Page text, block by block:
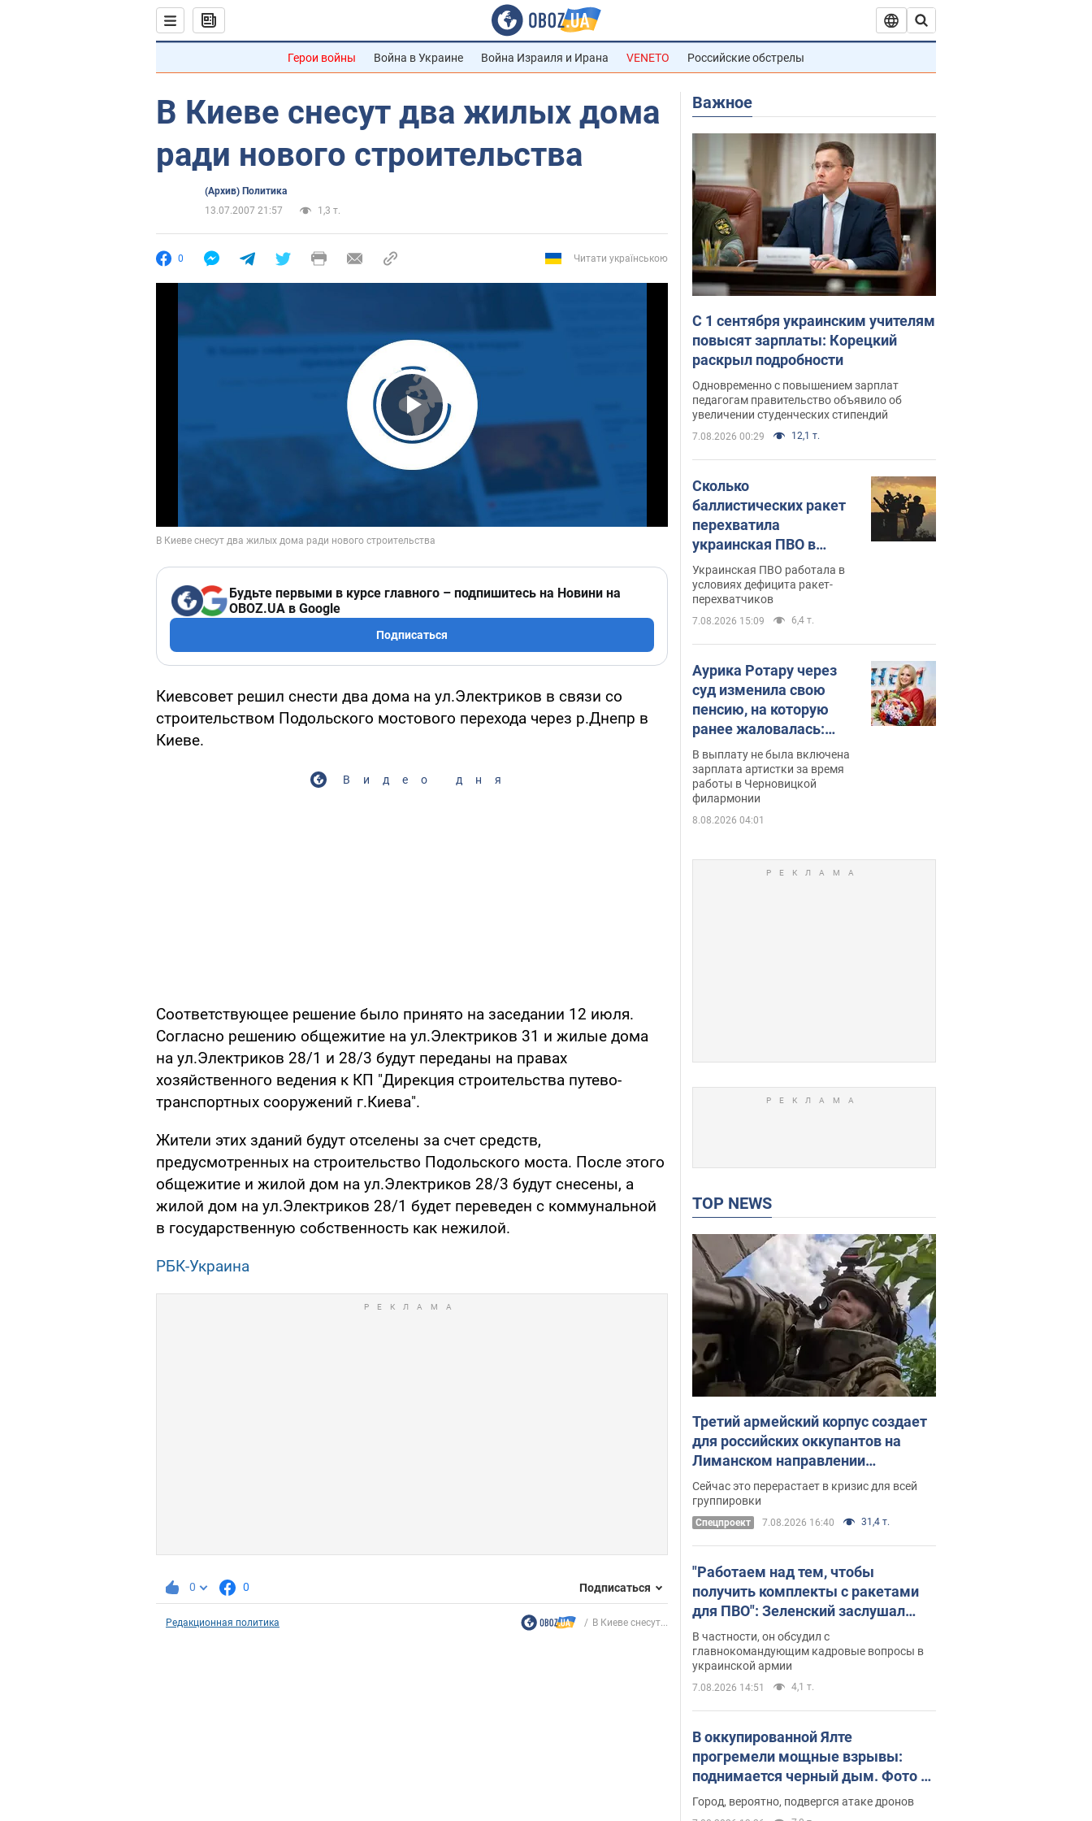
Герои войны Война в Украине Война Израиля и Ирана VENETO Российские обстрелы
В Киеве снесут два жилых дома
ради нового строительства
(Архив) Политика
13.07.2007 21:57
1,3 т.
0 Читати українською
Play Video
Будьте первыми в курсе главного – подпишитесь на Новини на
OBOZ.UA в Google
Подписаться
Киевсовет решил снести два дома на ул.Электриков в связи со
строительством Подольского мостового перехода через р.Днепр в
Киеве.
Видео дня
Соответствующее решение было принято на заседании 12 июля.
Согласно решению общежитие на ул.Электриков 31 и жилые дома
на ул.Электриков 28/1 и 28/3 будут переданы на правах
хозяйственного ведения к КП "Дирекция строительства путево-
транспортных сооружений г.Киева".
Жители этих зданий будут отселены за счет средств,
предусмотренных на строительство Подольского моста. После этого
общежитие и жилой дом на ул.Электриков 28/3 будут снесены, а
жилой дом на ул.Электриков 28/1 будет переведен с коммунальной
в государственную собственность как нежилой.
РБК-Украина
0 0 Подписаться
Редакционная политика В Киеве снесут...
Важное
С 1 сентября украинским учителям
повысят зарплаты: Корецкий
раскрыл подробности
Одновременно с повышением зарплат
педагогам правительство объявило об
увеличении студенческих стипендий
7.08.2026 00:29 12,1 т.
Сколько
баллистических ракет
перехватила
украинская ПВО в
июле: в Минобороны
назвали цифру
Украинская ПВО работала в
условиях дефицита ракет-
перехватчиков
7.08.2026 15:09 6,4 т.
Аурика Ротару через
суд изменила свою
пенсию, на которую
ранее жаловалась:
сколько получала
певица
В выплату не была включена
зарплата артистки за время
работы в Черновицкой
филармонии
8.08.2026 04:01
TOP NEWS
Третий армейский корпус создает
для российских оккупантов на
Лиманском направлении
критический дискомфорт: как это
удалось
Сейчас это перерастает в кризис для всей
группировки
Спецпроект 7.08.2026 16:40 31,4 т.
"Работаем над тем, чтобы
получить комплекты с ракетами
для ПВО": Зеленский заслушал
доклад Драпатого и объявил о
новых мерах
В частности, он обсудил с
главнокомандующим кадровые вопросы в
украинской армии
7.08.2026 14:51 4,1 т.
В оккупированной Ялте
прогремели мощные взрывы:
поднимается черный дым. Фото и
видео
Город, вероятно, подвергся атаке дронов